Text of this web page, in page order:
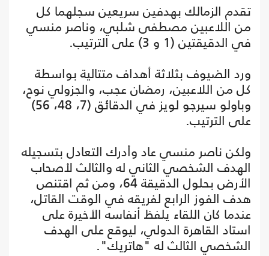
تقدم الزمالك بهدفين سريعين سجلهما كل
من اللاعبين مصطفى شلبي، وناصر منسي
في الدقيقتين (1 و 3) على الترتيب.
ورد الضيوف بثلاثة أهداف متتالية بواسطة
كل من اللاعبين، رمضان عجب، والجزولي نوح،
وباولو سيرجو لويز في الدقائق (7، 48، 56)
على الترتيب.
ولكن ناصر منسي عاد وأدرك التعادل بتسجيله
الهدف الشخصي الثاني له والثالث لأصحاب
الأرض بحلول الدقيقة 64، ومن ثم اقتنص
هدف الفوز الرابع لفريقه في الوقت القاتل،
عندما كان اللقاء يلفظ أنفاسه الأخيرة على
استاد القاهرة الدولي، ليوقع على الهدف
الشخصي الثالث له "هاتريك".